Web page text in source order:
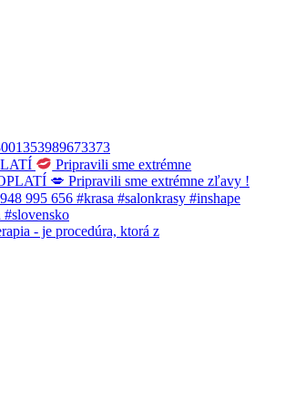
Pripravili sme extrémne
- je procedúra, ktorá z